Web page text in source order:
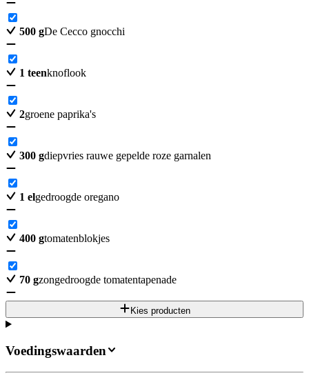
500 gDe Cecco gnocchi
1 teenknoflook
2groene paprika's
300 gdiepvries rauwe gepelde roze garnalen
1 elgedroogde oregano
400 gtomatenblokjes
70 gzongedroogde tomatentapenade
Kies producten
Voedingswaarden